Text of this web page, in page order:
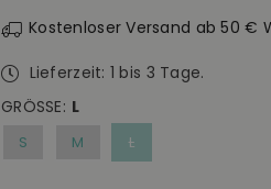
Kostenloser Versand ab 50 €
Lieferzeit: 1 bis 3 Tage.
GRÖSSE: L
S M L